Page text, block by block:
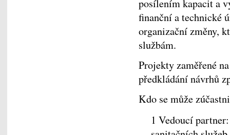
posílením kapacit a
finanční a technické
organizační změny,
službám.
Projekty zaměřené
předkládání návrhů
Kdo se může
1 Vedoucí